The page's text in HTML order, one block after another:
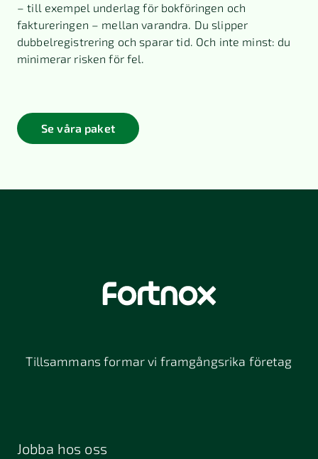
– till exempel underlag för bokföringen och
faktureringen – mellan varandra. Du slipper
dubbelregistrering och sparar tid. Och inte minst: du
minimerar risken för fel.
Se våra paket
Tillsammans formar vi framgångsrika företag
Jobba hos oss